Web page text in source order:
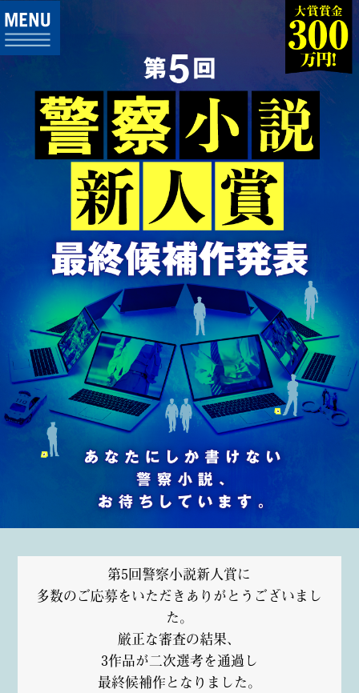
第5回警察小説新人賞に
多数のご応募をいただきありがとうございまし
た。
厳正な審査の結果、
3作品が二次選考を通過し
最終候補作となりました。